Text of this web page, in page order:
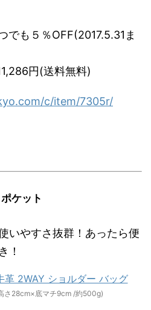
も５％OFF(2017.5.31ま
円(送料無料)
c/item/7305r/
ケット
いやすさ抜群！あったら便
！
さ28cm×底マチ9cm /約500g)